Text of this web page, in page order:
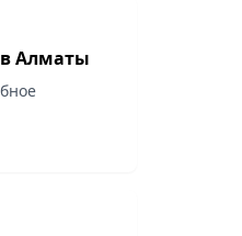
Алматы